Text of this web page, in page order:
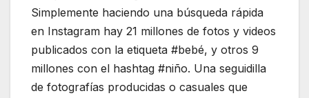
Simplemente haciendo una búsqueda rápida
en Instagram hay 21 millones de fotos y videos
publicados con la etiqueta #bebé, y otros 9
millones con el hashtag #niño. Una seguidilla
de fotografías producidas o casuales que